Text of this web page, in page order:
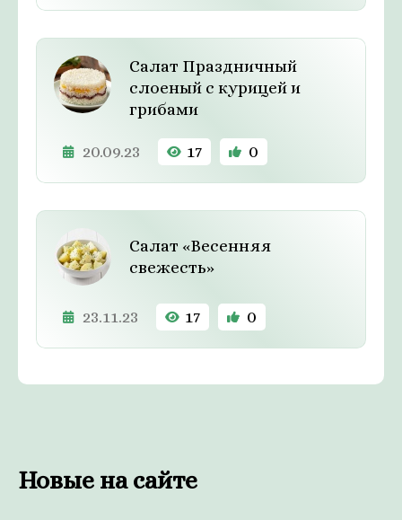
Салат Праздничный
слоеный с курицей и
грибами
20.09.23 17 0
Салат «Весенняя
свежесть»
23.11.23 17 0
Новые на сайте